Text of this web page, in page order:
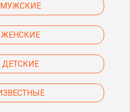
МУЖСКИЕ
ЖЕНСКИЕ
ДЕТСКИЕ